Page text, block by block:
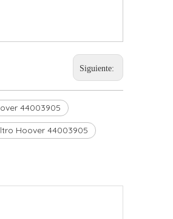
Siguiente:
44003905
Hoover 44003905